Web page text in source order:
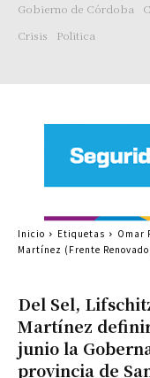
Gobierno de Córdoba
Crisis
Politica
Del Sel,
Martínez
junio la
provincia de
Inicio Etiquetas
Omar
Martínez (Frente